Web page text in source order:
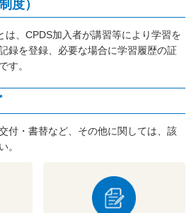
度）
は、CPDS加入者が講習等により学習を
録を登録、必要な場合に学習履歴の証
す。
付・書替など、その他に関しては、該
。